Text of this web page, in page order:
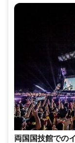
両国国技館での